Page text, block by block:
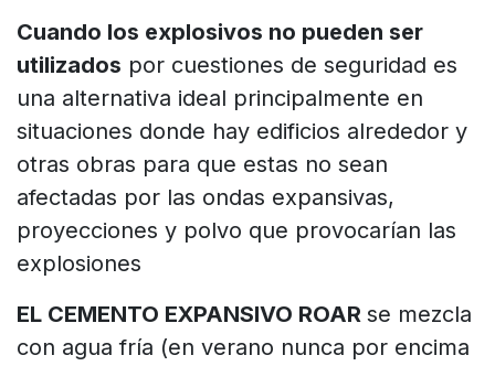
Cuando los explosivos no pueden ser
utilizados por cuestiones de seguridad es
una alternativa ideal principalmente en
situaciones donde hay edificios alrededor y
otras obras para que estas no sean
afectadas por las ondas expansivas,
proyecciones y polvo que provocarían las
explosiones
EL CEMENTO EXPANSIVO ROAR se mezcla
con agua fría (en verano nunca por encima